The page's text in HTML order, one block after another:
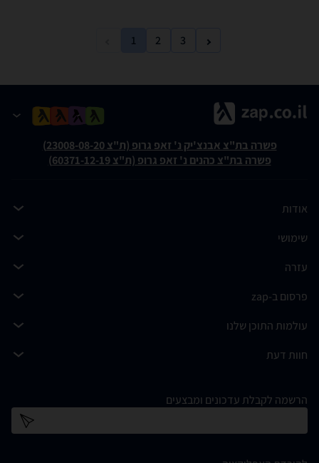
1 2 3
פשרה בת"צ אבנצ'יק נ' זאפ גרופ (ת"צ 23008-08-20)
פשרה בת"צ כהנים נ' זאפ גרופ (ת"צ 60371-12-19)
אודות
שימושי
עזרה
פרסום ב-zap
עולמות התוכן שלנו
חוות דעת
הרשמה לקבלת עדכונים ומבצעים